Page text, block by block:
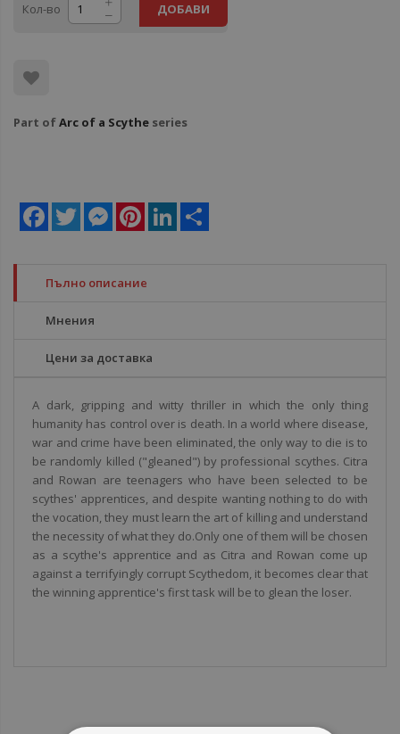
Кол-во ДОБАВИ
Part ofArc of a Scythe series
Facebook
Twitter MessengerPinterestLinkedIn
Пълно описание
Мнения
Цени за доставка
A dark, gripping and witty thriller in which the only thing
humanity has control over is death. In a world where disease,
war and crime have been eliminated, the only way to die is to
be randomly killed ("gleaned") by professional scythes. Citra
and Rowan are teenagers who have been selected to be
scythes' apprentices, and despite wanting nothing to do with
the vocation, they must learn the art of killing and understand
the necessity of what they do.Only one of them will be chosen
as a scythe's apprentice and as Citra and Rowan come up
against a terrifyingly corrupt Scythedom, it becomes clear that
the winning apprentice's first task will be to glean the loser.